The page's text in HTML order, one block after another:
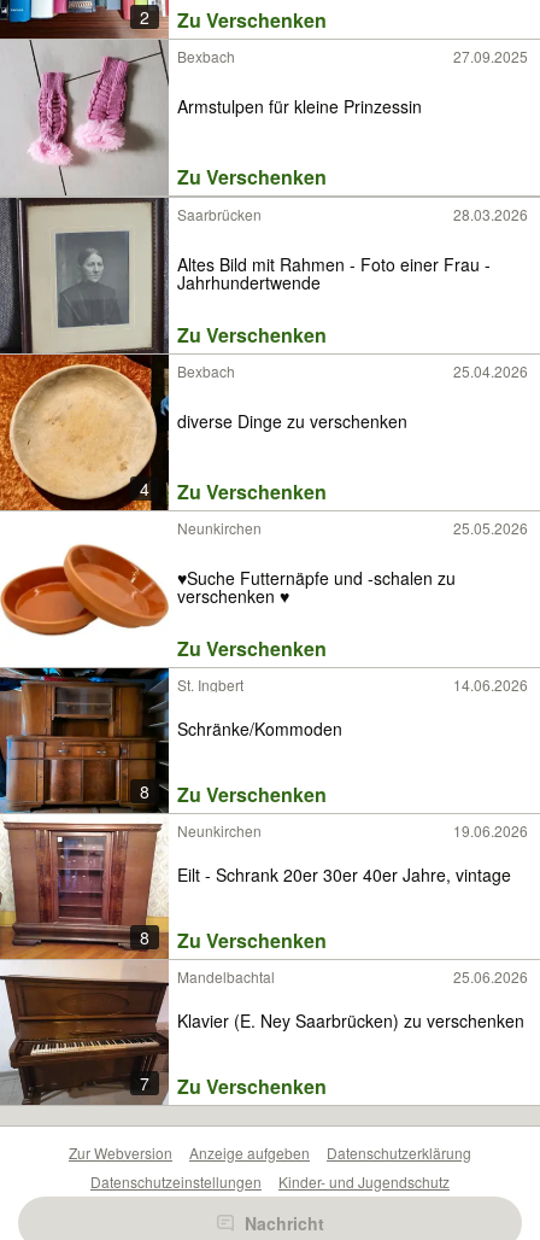
2 Zu Verschenken
Bexbach 27.09.2025
Armstulpen für kleine Prinzessin
Zu Verschenken
Saarbrücken 28.03.2026
Altes Bild mit Rahmen - Foto einer Frau -
Jahrhundertwende
Zu Verschenken
4
Bexbach 25.04.2026
diverse Dinge zu verschenken
Zu Verschenken
Neunkirchen 25.05.2026
♥️Suche Futternäpfe und -schalen zu
verschenken ♥️
Zu Verschenken
8
St. Ingbert 14.06.2026
Schränke/Kommoden
Zu Verschenken
8
Neunkirchen 19.06.2026
Eilt - Schrank 20er 30er 40er Jahre, vintage
Zu Verschenken
7
Mandelbachtal 25.06.2026
Klavier (E. Ney Saarbrücken) zu verschenken
Zu Verschenken
Nachricht
Zur Webversion Anzeige aufgeben
Datenschutzerklärung
Datenschutzeinstellungen
Kinder- und Jugendschutz
Barrierefreiheitserklärung